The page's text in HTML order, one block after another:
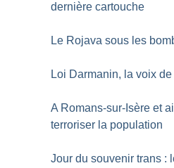
dernière cartouche
Le Rojava sous les
Loi Darmanin, la voix
A Romans-sur-Isère et
terroriser la population
Jour du souvenir trans :